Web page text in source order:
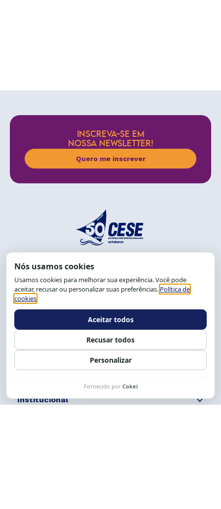
INSCREVA-SE EM
NOSSA NEWSLETTER!
Quero me inscrever
End.: R. da Graça, 150. Graça
CEP: 40.150-055
Salvador-BA, Brasil.
Tel.: (71) 2104-5457, Cel.: (71) 9 9239-2104 ou 2105
Expediente: 8h às 12h e 13 às 17h.
Siga nossas redes Fale conosco
Institucional